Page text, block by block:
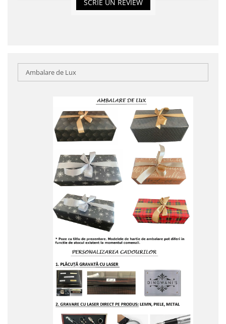
SCRIE UN REVIEW
Ambalare de Lux